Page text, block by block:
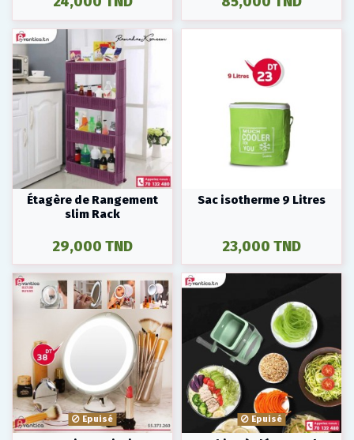
Étagère de Rangement
slim Rack
29,000 TND
Sac isotherme 9 Litres
23,000 TND
Epuisé Epuisé